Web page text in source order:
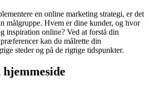
en online marketing strategi, er det
målgruppe. Hvem er dine kunder, og hvor
inspiration online? Ved at forstå din
kan du målrette din
steder og på de rigtige tidspunkter.